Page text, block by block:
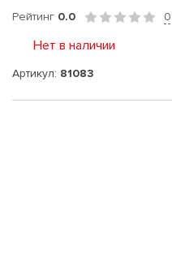
Рейтинг 0.0
Нет в наличии
Артикул: 81083